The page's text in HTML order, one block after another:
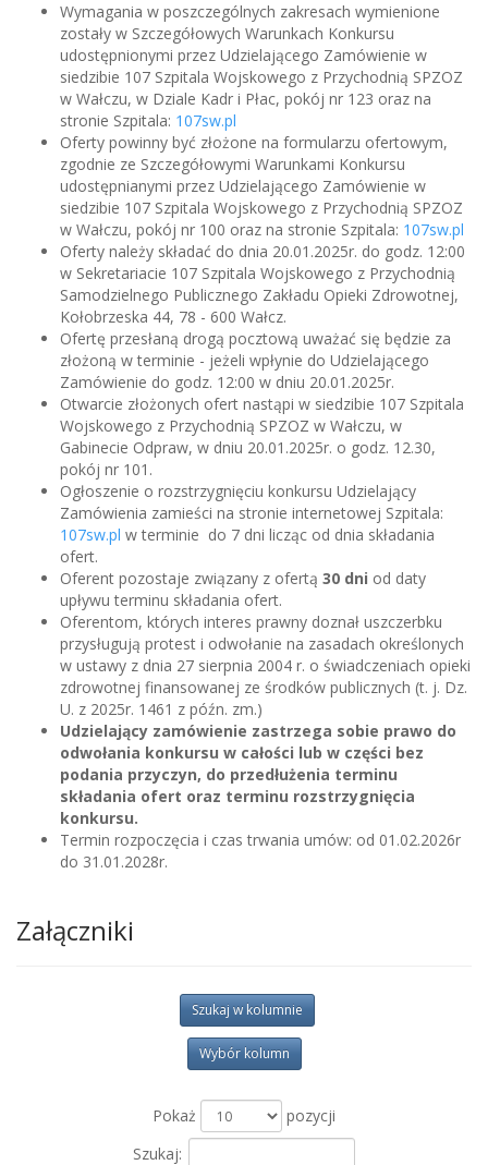
Wymagania w poszczególnych zakresach wymienione
zostały w Szczegółowych Warunkach Konkursu
udostępnionymi przez Udzielającego Zamówienie w
siedzibie 107 Szpitala Wojskowego z Przychodnią SPZOZ
w Wałczu, w Dziale Kadr i Płac, pokój nr 123 oraz na
stronie Szpitala: 107sw.pl
Oferty powinny być złożone na formularzu ofertowym,
zgodnie ze Szczegółowymi Warunkami Konkursu
udostępnianymi przez Udzielającego Zamówienie w
siedzibie 107 Szpitala Wojskowego z Przychodnią SPZOZ
w Wałczu, pokój nr 100 oraz na stronie Szpitala: 107sw.pl
Oferty należy składać do dnia 20.01.2025r. do godz. 12:00
w Sekretariacie 107 Szpitala Wojskowego z Przychodnią
Samodzielnego Publicznego Zakładu Opieki Zdrowotnej,
Kołobrzeska 44, 78 - 600 Wałcz.
Ofertę przesłaną drogą pocztową uważać się będzie za
złożoną w terminie - jeżeli wpłynie do Udzielającego
Zamówienie do godz. 12:00 w dniu 20.01.2025r.
Otwarcie złożonych ofert nastąpi w siedzibie 107 Szpitala
Wojskowego z Przychodnią SPZOZ w Wałczu, w
Gabinecie Odpraw, w dniu 20.01.2025r. o godz. 12.30,
pokój nr 101.
Ogłoszenie o rozstrzygnięciu konkursu Udzielający
Zamówienia zamieści na stronie internetowej Szpitala:
107sw.pl w terminie do 7 dni licząc od dnia składania
ofert.
Oferent pozostaje związany z ofertą 30 dni od daty
upływu terminu składania ofert.
Oferentom, których interes prawny doznał uszczerbku
przysługują protest i odwołanie na zasadach określonych
w ustawy z dnia 27 sierpnia 2004 r. o świadczeniach opieki
zdrowotnej finansowanej ze środków publicznych (t. j. Dz.
U. z 2025r. 1461 z późn. zm.)
Udzielający zamówienie zastrzega sobie prawo do
odwołania konkursu w całości lub w części bez
podania przyczyn, do przedłużenia terminu
składania ofert oraz terminu rozstrzygnięcia
konkursu.
Termin rozpoczęcia i czas trwania umów: od 01.02.2026r
do 31.01.2028r.
Załączniki
Szukaj w kolumnie
Wybór kolumn
Pokaż
pozycji
Szukaj: